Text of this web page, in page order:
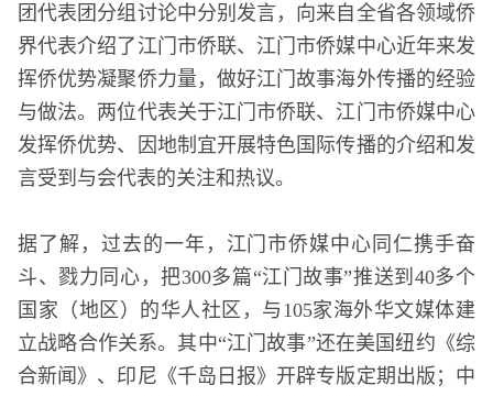
团代表团分组讨论中分别发言，向来自全省各领域侨
界代表介绍了江门市侨联、江门市侨媒中心近年来发
挥侨优势凝聚侨力量，做好江门故事海外传播的经验
与做法。两位代表关于江门市侨联、江门市侨媒中心
发挥侨优势、因地制宜开展特色国际传播的介绍和发
言受到与会代表的关注和热议。
据了解，过去的一年，江门市侨媒中心同仁携手奋
斗、戮力同心，把300多篇“江门故事”推送到40多个
国家（地区）的华人社区，与105家海外华文媒体建
立战略合作关系。其中“江门故事”还在美国纽约《综
合新闻》、印尼《千岛日报》开辟专版定期出版；中